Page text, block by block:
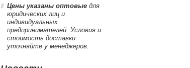
Цены указаны оптовые для
юридических лиц и
индивидуальных
предпринимателей. Условия и
стоимость доставки
уточняйте у менеджеров.